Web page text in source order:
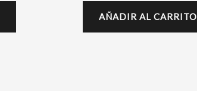
AÑADIR AL CARRITO